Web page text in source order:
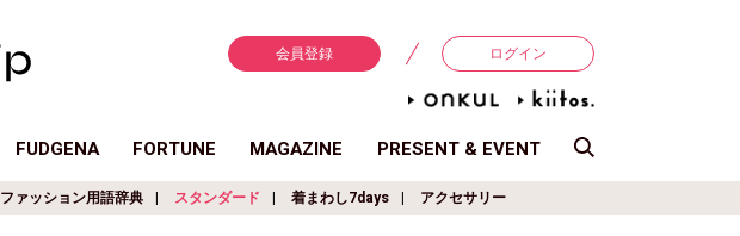
会員登録 ログイン
FUDGENA FORTUNE MAGAZINE PRESENT & EVENT
ファッション用語辞典 スタンダード 着まわし7days アクセサリー